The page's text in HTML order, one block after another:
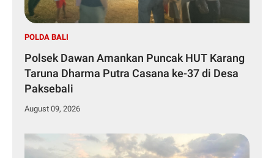
POLDA BALI
Polsek Dawan Amankan Puncak HUT Karang
Taruna Dharma Putra Casana ke-37 di Desa
Paksebali
August 09, 2026